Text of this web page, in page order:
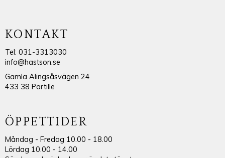
KONTAKT
Tel: 031-3313030
info@hastson.se
Gamla Alingsåsvägen 24
433 38 Partille
ÖPPETTIDER
Måndag - Fredag 10.00 - 18.00
Lördag 10.00 - 14.00